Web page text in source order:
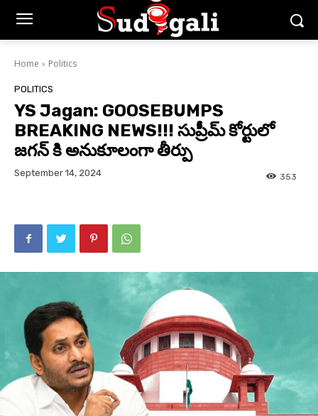
Home Politics
POLITICS
YS Jagan: GOOSEBUMPS
BREAKING NEWS!!! సుప్రీమ్ కోర్టులో
జగన్ కి అనుకూలంగా తీర్పు
September 14, 2024 353